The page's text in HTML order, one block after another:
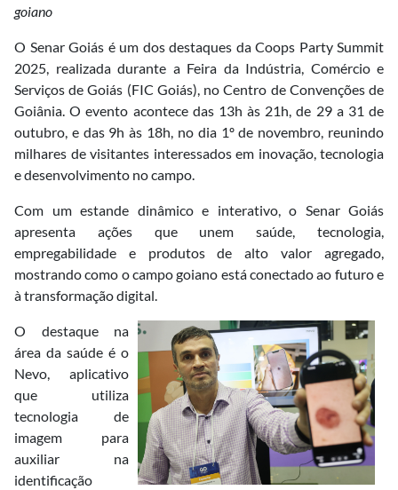
goiano
O Senar Goiás é um dos destaques da Coops Party Summit
2025, realizada durante a Feira da Indústria, Comércio e
Serviços de Goiás (FIC Goiás), no Centro de Convenções de
Goiânia. O evento acontece das 13h às 21h, de 29 a 31 de
outubro, e das 9h às 18h, no dia 1º de novembro, reunindo
milhares de visitantes interessados em inovação, tecnologia
e desenvolvimento no campo.
Com um estande dinâmico e interativo, o Senar Goiás
apresenta ações que unem saúde, tecnologia,
empregabilidade e produtos de alto valor agregado,
mostrando como o campo goiano está conectado ao futuro e
à transformação digital.
O destaque na
área da saúde é o
Nevo, aplicativo
que utiliza
tecnologia de
imagem para
auxiliar na
identificação